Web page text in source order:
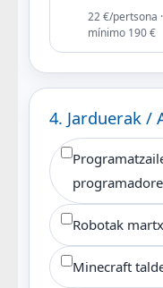
22 €/pertsona
mínimo 190 €
4. Jarduerak /
Robotak
Minecraft